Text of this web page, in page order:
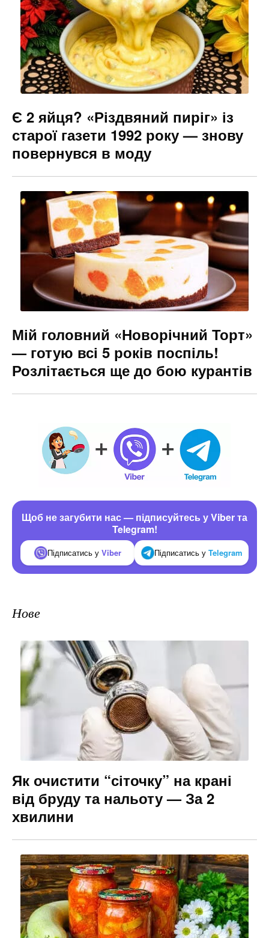
Є 2 яйця? «Різдвяний пиріг» із
старої газети 1992 року — знову
повернувся в моду
Мій головний «Новорічний Торт»
— готую всі 5 років поспіль!
Розлітається ще до бою курантів
Щоб не загубити нас — підписуйтесь у Viber та
Telegram!
Підписатись у Viber Підписатись у Telegram
Нове
Як очистити “сіточку” на крані
від бруду та нальоту — За 2
хвилини